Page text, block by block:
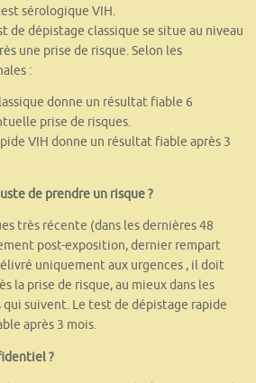
sérologique VIH.
de dépistage classique se situe au niveau
une prise de risque. Selon les
:
donne un résultat fiable 6
prise de risques.
VIH donne un résultat fiable après 3
de prendre un risque ?
très récente (dans les dernières 48
post-exposition, dernier rempart
uniquement aux urgences , il doit
la prise de risque, au mieux dans les
suivent. Le test de dépistage rapide
après 3 mois.
?